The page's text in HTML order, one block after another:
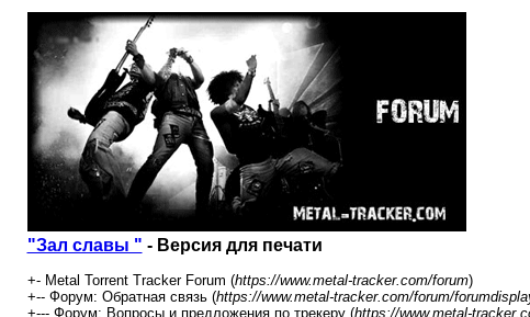
"Зал славы " - Версия для печати
+- Metal Torrent Tracker Forum (https://www.metal-tracker.com/forum)
+-- Форум: Обратная связь (https://www.metal-tracker.com/forum/
+--- Форум: Вопросы и предложения по трекеру (https://www.metal-